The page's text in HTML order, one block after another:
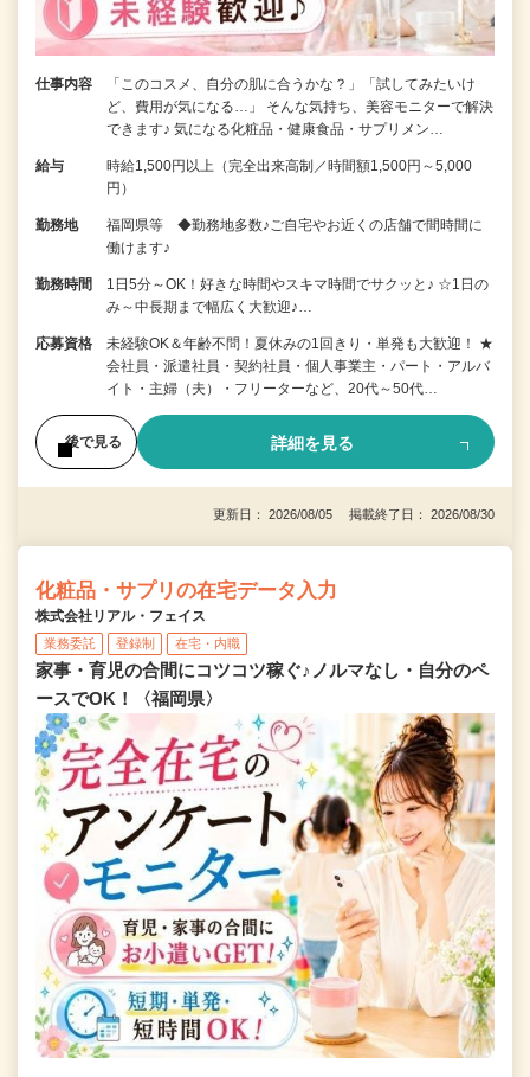
仕事内容
「このコスメ、自分の肌に合うかな？」「試してみたいけ
ど、費用が気になる…」 そんな気持ち、美容モニターで解決
できます♪ 気になる化粧品・健康食品・サプリメン…
給与
時給1,500円以上（完全出来高制／時間額1,500円～5,000
円）
勤務地
福岡県等 ◆勤務地多数♪ご自宅やお近くの店舗で間時間に
働けます♪
勤務時間
1日5分～OK！好きな時間やスキマ時間でサクッと♪ ☆1日の
み～中長期まで幅広く大歓迎♪…
応募資格
未経験OK＆年齢不問！夏休みの1回きり・単発も大歓迎！ ★
会社員・派遣社員・契約社員・個人事業主・パート・アルバ
イト・主婦（夫）・フリーターなど、20代～50代…
後で見る 詳細を見る
更新日： 2026/08/05 掲載終了日： 2026/08/30
化粧品・サプリの在宅データ入力
株式会社リアル・フェイス
業務委託 登録制 在宅・内職
家事・育児の合間にコツコツ稼ぐ♪ノルマなし・自分のペ
ースでOK！〈福岡県〉